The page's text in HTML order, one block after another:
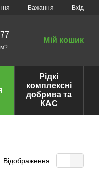
Бажання Вхід
Мій кошик
Рідкі
комплексні
добрива та
КАС
Відображення: